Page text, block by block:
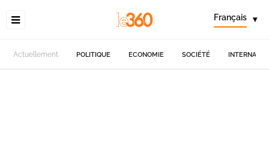
Français ▾
Actuellement POLITIQUE ECONOMIE SOCIÉTÉ